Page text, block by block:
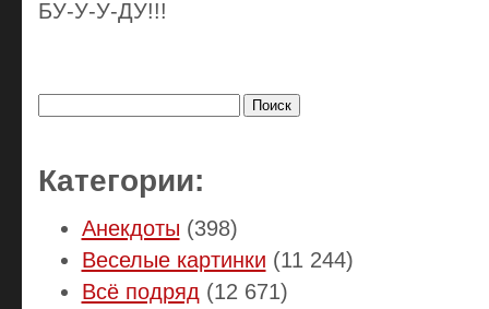
БУ-У-У-ДУ!!!
Категории:
Анекдоты (398)
Веселые картинки (11 244)
Всё подряд (12 671)